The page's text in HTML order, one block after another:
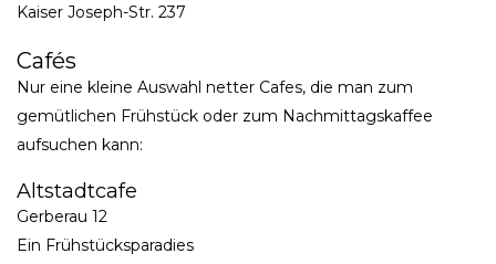
Kaiser Joseph-Str. 237
Cafés
Nur eine kleine Auswahl netter Cafes, die man zum
gemütlichen Frühstück oder zum Nachmittagskaffee
aufsuchen kann:
Altstadtcafe
Gerberau 12
Ein Frühstücksparadies